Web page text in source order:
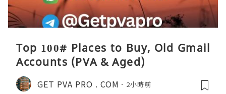
Top 100# Places to Buy, Old Gmail
Accounts (PVA & Aged)
GET PVA PRO . COM 2小時前